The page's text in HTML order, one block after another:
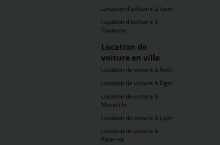
Location d'utilitaire à Lyon
Location d'utilitaire à
Toulouse
Location de
voiture en ville
Location de voiture à Paris
Location de voiture à Figari
Location de voiture à
Marseille
Location de voiture à Lyon
Location de voiture à
Palerme